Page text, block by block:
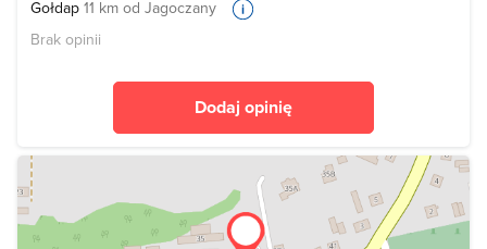
Gołdap 11 km od Jagoczany
Brak opinii
Dodaj opinię